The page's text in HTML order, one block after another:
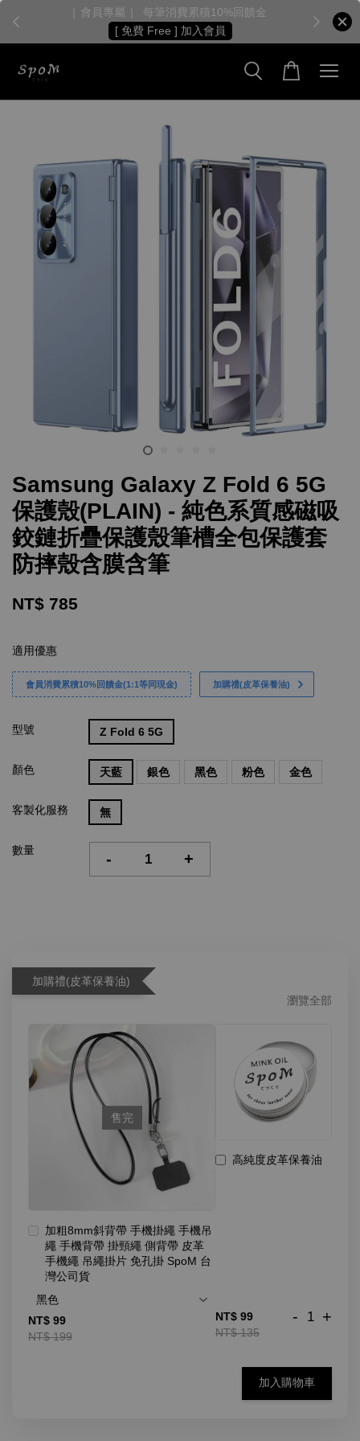
［ 會員專屬 ］ 每筆消費累積10%回饋金
[ 免費 Free ] 加入會員
Samsung Galaxy Z Fold 6 5G
保護殼(PLAIN) - 純色系質感磁吸
鉸鏈折疊保護殼筆槽全包保護套
防摔殼含膜含筆
NT$ 785
適用優惠
會員消費累積10%回饋金(1:1等同現金) 加購禮(皮革保養油)
型號 Z Fold 6 5G
顏色 天藍 銀色 黑色 粉色 金色
客製化服務 無
數量 - +
加購禮(皮革保養油)
瀏覽全部
售完
加粗8mm斜背帶 手機掛繩 手機吊
繩 手機背帶 掛頸繩 側背帶 皮革
手機繩 吊繩掛片 免孔掛 SpoM 台
灣公司貨
NT$ 99
NT$ 199
高純度皮革保養油
NT$ 99
NT$ 135
- +
加入購物車